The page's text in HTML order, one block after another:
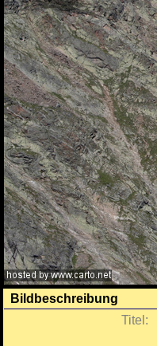
Bildbeschreibung
Titel: